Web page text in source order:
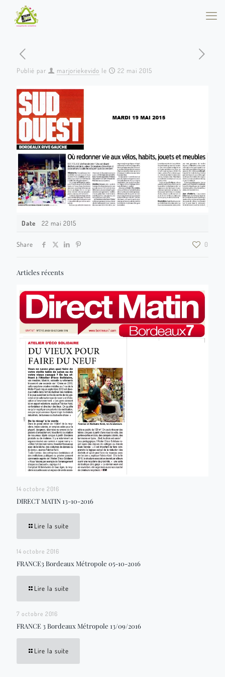
Publié par marjoriekevido le 22 mai 2015
Date 22 mai 2015
Share 0
Articles récents
14 octobre 2016
DIRECT MATIN 13-10-2016
Lire la suite
14 octobre 2016
FRANCE3 Bordeaux Métropole 05-10-2016
Lire la suite
7 octobre 2016
FRANCE 3 Bordeaux Métropole 13/09/2016
Lire la suite